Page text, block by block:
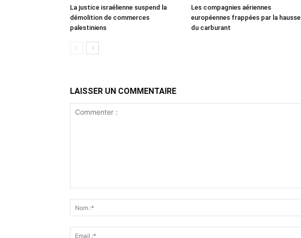
La justice israélienne suspend la
démolition de commerces
palestiniens
Les compagnies aériennes
européennes frappées par la hausse
du carburant
LAISSER UN COMMENTAIRE